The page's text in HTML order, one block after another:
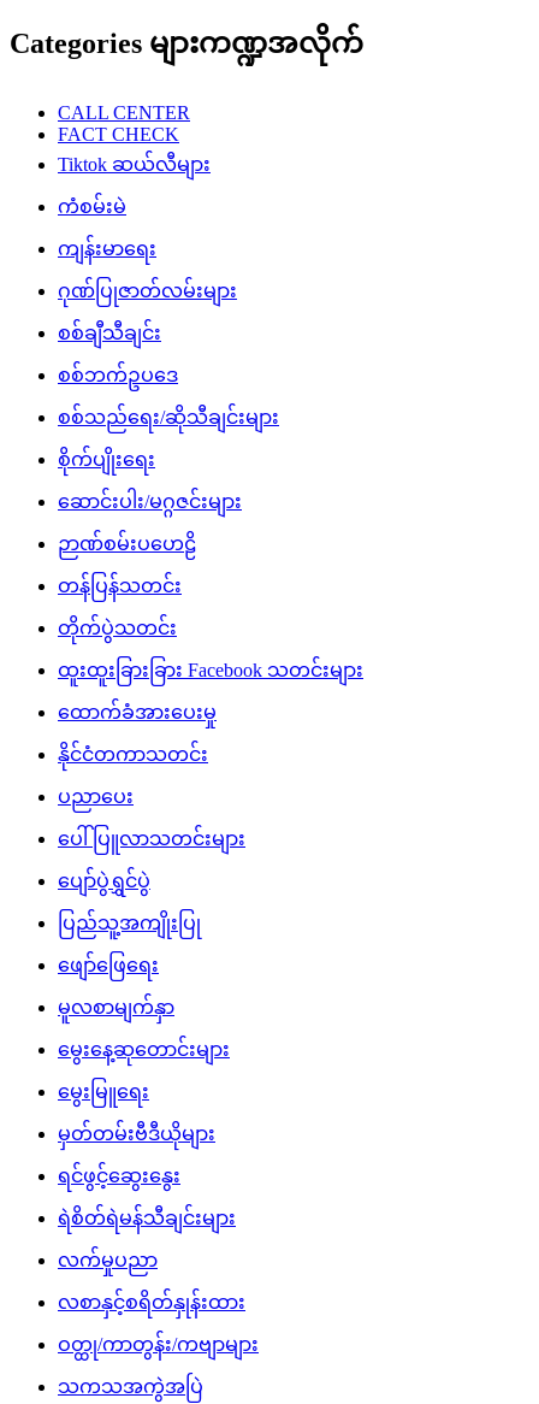
Categories များကဏ္ဍအလိုက်
CALL CENTER
FACT CHECK
Tiktok ဆယ်လီများ
ကံစမ်းမဲ
ကျန်းမာရေး
ဂုဏ်ပြုဇာတ်လမ်းများ
စစ်ချီသီချင်း
စစ်ဘက်ဥပဒေ
စစ်သည်ရေး/ဆိုသီချင်းများ
စိုက်ပျိုးရေး
ဆောင်းပါး/မဂ္ဂဇင်းများ
ဉာဏ်စမ်းပဟေဠိ
တန်ပြန်သတင်း
တိုက်ပွဲသတင်း
ထူးထူးခြားခြား Facebook သတင်းများ
ထောက်ခံအားပေးမှု
နိုင်ငံတကာသတင်း
ပညာပေး
ပေါ်ပြူလာသတင်းများ
ပျော်ပွဲရွှင်ပွဲ
ပြည်သူ့အကျိုးပြု
ဖျော်ဖြေရေး
မူလစာမျက်နှာ
မွေးနေ့ဆုတောင်းများ
မွေးမြူရေး
မှတ်တမ်းဗီဒီယိုများ
ရင်ဖွင့်ဆွေးနွေး
ရဲစိတ်ရဲမန်သီချင်းများ
လက်မှုပညာ
လစာနှင့်စရိတ်နှုန်းထား
ဝတ္ထု/ကာတွန်း/ကဗျာများ
သကသအကွဲအပြဲ